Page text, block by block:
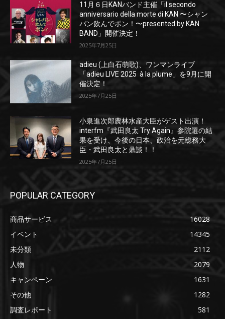
11月６日KANバンド主催「il secondo
anniversario della morte di KAN 〜シャン
パン飲んでポン！〜presented by KAN
BAND」開催決定！
2025年7月25日
adieu (上白石萌歌)、ワンマンライブ
「adieu LIVE 2025 à la plume」を9月に開
催決定！
2025年7月25日
小泉進次郎農林水産大臣がゲスト出演！
interfm『武田良太 Try Again』参院選の結
果を受け、今後の日本、政治を元総務大
臣・武田良太と鼎談！！
2025年7月25日
POPULAR CATEGORY
商品サービス
16028
イベント
14345
未分類
2112
人物
2079
キャンペーン
1631
その他
1282
調査レポート
581